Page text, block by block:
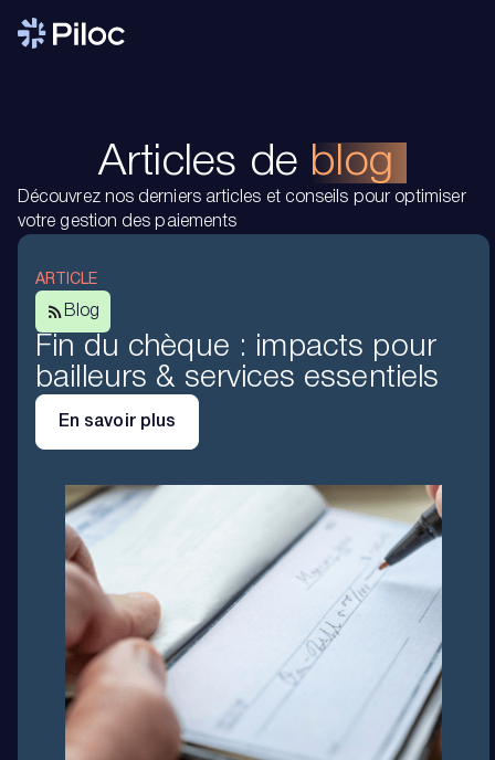
Articles de blog
Découvrez nos derniers articles et conseils pour optimiser
votre gestion des paiements
ARTICLE
Blog
Fin du chèque : impacts pour
bailleurs & services essentiels
En savoir plus